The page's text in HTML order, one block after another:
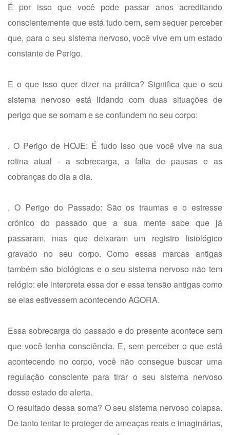
É por isso que você pode passar anos acreditando
conscientemente que está tudo bem, sem sequer perceber
que, para o seu sistema nervoso, você vive em um estado
constante de Perigo.
E o que isso quer dizer na prática? Significa que o seu
sistema nervoso está lidando com duas situações de
perigo que se somam e se confundem no seu corpo:
. O Perigo de HOJE: É tudo isso que você vive na sua
rotina atual - a sobrecarga, a falta de pausas e as
cobranças do dia a dia.
. O Perigo do Passado: São os traumas e o estresse
crônico do passado que a sua mente sabe que já
passaram, mas que deixaram um registro fisiológico
gravado no seu corpo. Como essas marcas antigas
também são biológicas e o seu sistema nervoso não tem
relógio: ele interpreta essa dor e essa tensão antigas como
se elas estivessem acontecendo AGORA.
Essa sobrecarga do passado e do presente acontece sem
que você tenha consciência. E, sem perceber o que está
acontecendo no corpo, você não consegue buscar uma
regulação consciente para tirar o seu sistema nervoso
desse estado de alerta.
O resultado dessa soma? O seu sistema nervoso colapsa.
De tanto tentar te proteger de ameaças reais e imaginárias,